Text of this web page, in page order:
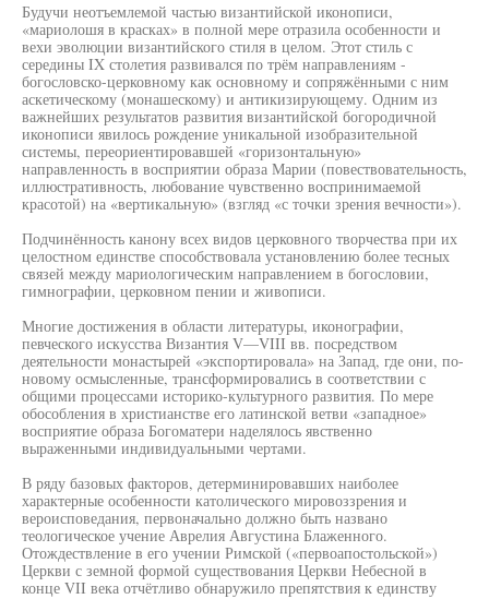
Будучи неотъемлемой частью византийской иконописи,
«мариолошя в красках» в полной мере отразила особенности и
вехи эволюции византийского стиля в целом. Этот стиль с
середины IX столетия развивался по трём направлениям -
богословско-церковному как основному и сопряжёнными с ним
аскетическому (монашескому) и антикизирующему. Одним из
важнейших результатов развития византийской богородичной
иконописи явилось рождение уникальной изобразительной
системы, переориентировавшей «горизонтальную»
направленность в восприятии образа Марии (повествовательность,
иллюстративность, любование чувственно воспринимаемой
красотой) на «вертикальную» (взгляд «с точки зрения вечности»).
Подчинённость канону всех видов церковного творчества при их
целостном единстве способствовала установлению более тесных
связей между мариологическим направлением в богословии,
гимнографии, церковном пении и живописи.
Многие достижения в области литературы, иконографии,
певческого искусства Византия V—VIII вв. посредством
деятельности монастырей «экспортировала» на Запад, где они, по-
новому осмысленные, трансформировались в соответствии с
общими процессами историко-культурного развития. По мере
обособления в христианстве его латинской ветви «западное»
восприятие образа Богоматери наделялось явственно
выраженными индивидуальными чертами.
В ряду базовых факторов, детерминировавших наиболее
характерные особенности католического мировоззрения и
вероисповедания, первоначально должно быть названо
теологическое учение Аврелия Августина Блаженного.
Отождествление в его учении Римской («первоапостольской»)
Церкви с земной формой существования Церкви Небесной в
конце VII века отчётливо обнаружило препятствия к единству